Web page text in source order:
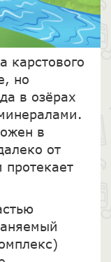
карстового
но
в озёрах
в
от